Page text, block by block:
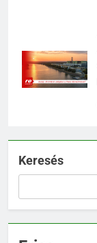
Keresés